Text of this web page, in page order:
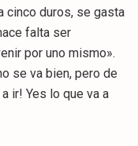
cinco duros, se gasta
falta ser
por uno mismo».
se va bien, pero de
ir! Yes lo que va a